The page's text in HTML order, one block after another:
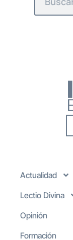
Actualidad
Lectio Divina
Opinión
Formación